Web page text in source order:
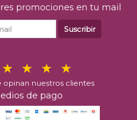
promociones en tu mail
Suscribir
opinan nuestros clientes
de pago